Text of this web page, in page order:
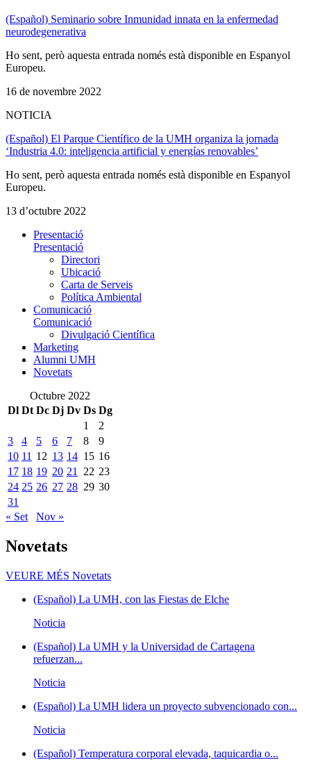
(Español) Seminario sobre Inmunidad innata en la enfermedad
neurodegenerativa
Ho sent, però aquesta entrada només està disponible en Espanyol
Europeu.
16 de novembre 2022
NOTICIA
(Español) El Parque Científico de la UMH organiza la jornada
‘Industria 4.0: inteligencia artificial y energías renovables’
Ho sent, però aquesta entrada només està disponible en Espanyol
Europeu.
13 d’octubre 2022
Presentació
Presentació
Directori
Ubicació
Carta de Serveis
Política Ambiental
Comunicació
Comunicació
Divulgació Científica
Marketing
Alumni UMH
Novetats
Octubre 2022
Dl Dt Dc Dj Dv Ds Dg
1
2
3
4 5 6 7 8
9
10 11 12 13 14 15 16
17 18 19 20 21 22 23
24 25 26 27 28 29 30
31
« Set
Nov »
Novetats
VEURE MÉS Novetats
(Español) La UMH, con las Fiestas de Elche
Noticia
(Español) La UMH y la Universidad de Cartagena
refuerzan...
Noticia
(Español) La UMH lidera un proyecto subvencionado con...
Noticia
(Español) Temperatura corporal elevada, taquicardia o...